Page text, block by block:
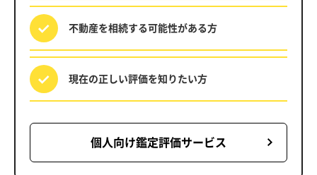
不動産を相続する可能性がある方
現在の正しい評価を知りたい方
個人向け鑑定評価サービス